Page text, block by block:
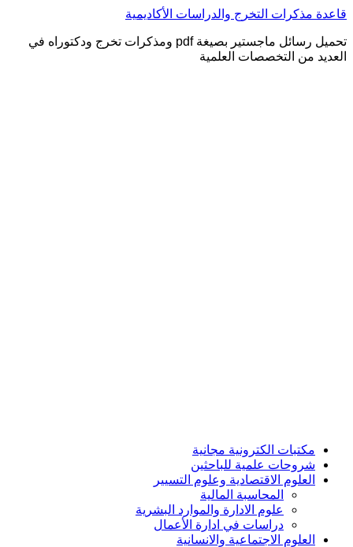
التجاوز
المحتوى
قاعدة مذكرات التخرج والدراسات الأكاديمية
تحميل رسائل ماجستير بصيغة pdf ومذكرات تخرج ودكتوراه في
العديد من التخصصات العلمية
مكتبات الكترونية مجانية
شروحات علمية للباحثين
العلوم الاقتصادية وعلوم التسيير
المحاسبة المالية
علوم الادارة والموارد البشرية
دراسات في ادارة الأعمال
العلوم الاجتماعية والانسانية